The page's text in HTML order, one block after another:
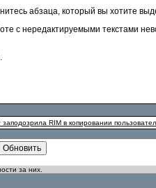
абзаца, который вы хотите
с нередактируемыми текстами
RIM в копировании
за них.